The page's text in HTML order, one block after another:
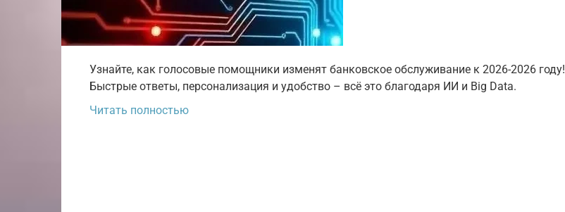
Узнайте, как голосовые помощники изменят банковское обслуживание к 2026-2026 году!
Быстрые ответы, персонализация и удобство – всё это благодаря ИИ и Big Data.
Читать полностью